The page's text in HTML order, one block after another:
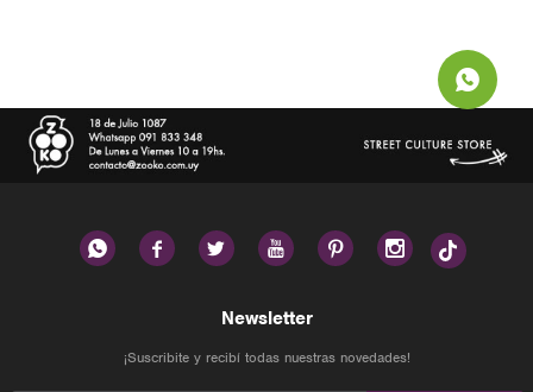
     
Newsletter
¡Suscribite y recibí todas nuestras novedades!